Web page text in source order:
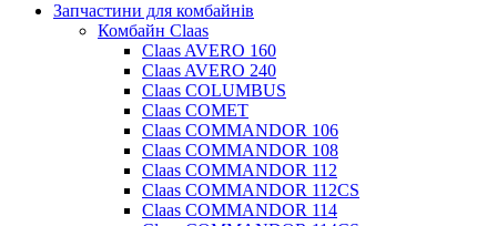
Запчастини для комбайнів
Комбайн Claas
Claas AVERO 160
Claas AVERO 240
Claas COLUMBUS
Claas COMET
Claas COMMANDOR 106
Claas COMMANDOR 108
Claas COMMANDOR 112
Claas COMMANDOR 112CS
Claas COMMANDOR 114